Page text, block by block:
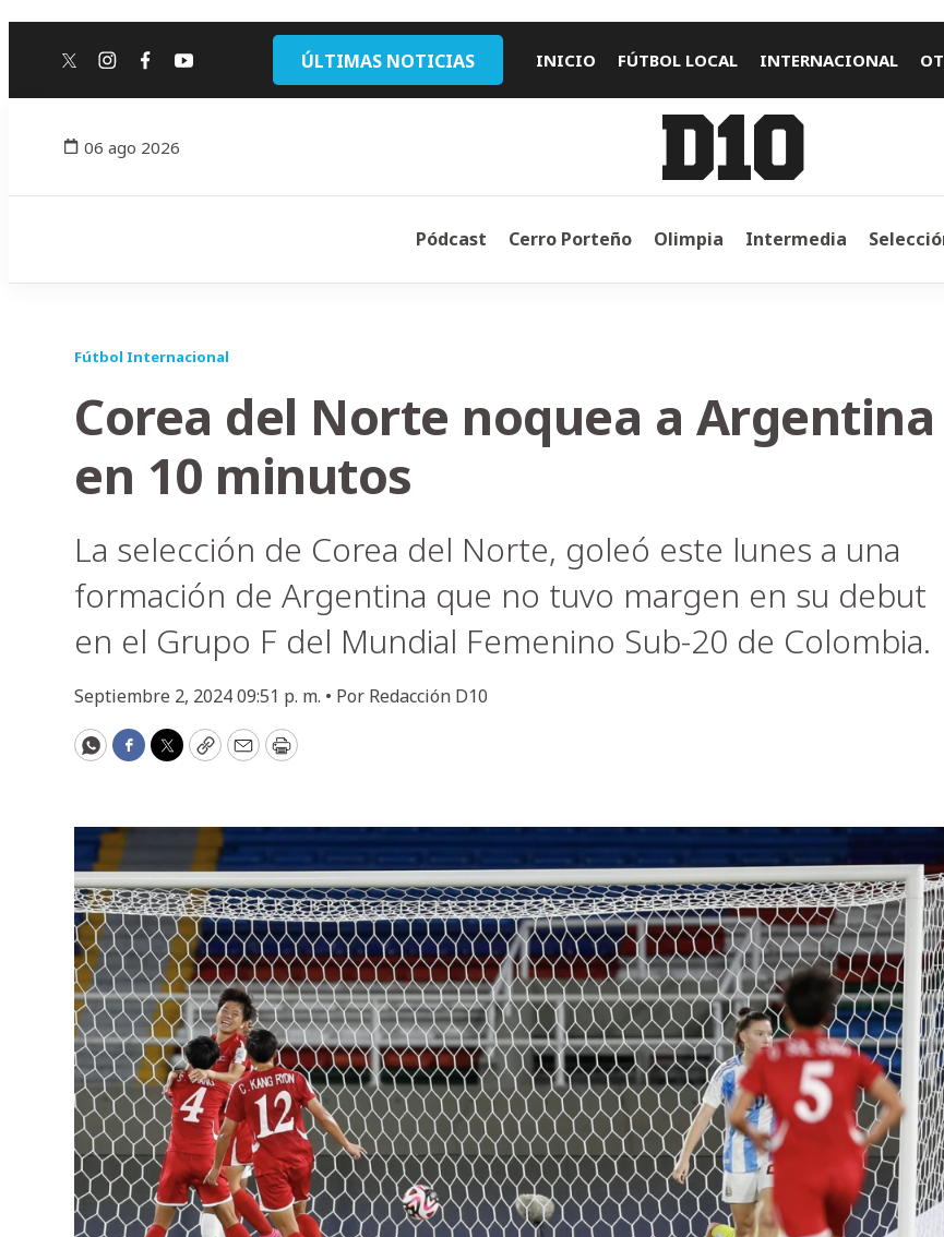
twitterinstagram
facebook
youtube ÚLTIMAS NOTICIAS INICIO FÚTBOL LOCAL INTERNACIONAL
06 ago 2026
Pódcast Cerro Porteño Olimpia Intermedia
Fútbol Internacional
Corea del Norte noquea a Argentina
en 10 minutos
La selección de Corea del Norte, goleó este lunes a una
formación de Argentina que no tuvo margen en su debut
en el Grupo F del Mundial Femenino Sub-20 de Colombia.
Septiembre 2, 2024 09:51 p. m. • Por Redacción D10
WhatsApp
Facebook
Twitter
CopyEmailPrint